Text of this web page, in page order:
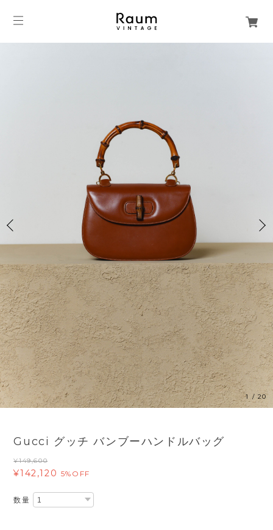
1 /20
Gucci グッチ バンブーハンドルバッグ
¥149,600
¥142,120 5%OFF
数量